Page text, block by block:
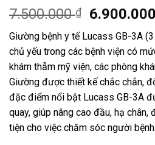
7.500.000₫
Giá
là:
Giường bệnh y tế Lucass GB-3A
chủ yếu trong các bệnh viện có
khám thẫm mỹ viện, các phòng
Giường được thiết kế chắc chắn,
đặc điểm nổi bật Lucass GB-3A
quay, giúp nâng cao đầu, hạ chân,
tiện cho việc chăm sóc người bệnh.